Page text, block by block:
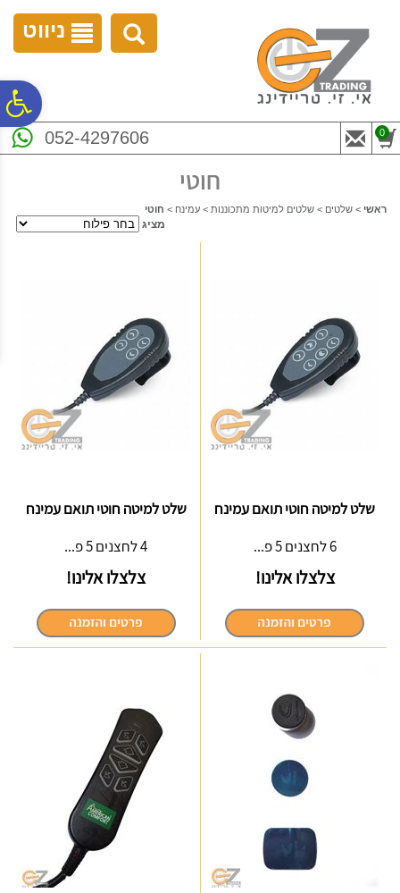
נגישות
ניווט
052-4297606 0
חוטי
ראשי > שלטים > שלטים למיטות מתכוננות > עמינח > חוטי
מציג
שלט למיטה חוטי תואם עמינח
6 לחצנים 5 פ...
צלצלו אלינו!
שלט למיטה חוטי תואם עמינח
4 לחצנים 5 פ...
צלצלו אלינו!